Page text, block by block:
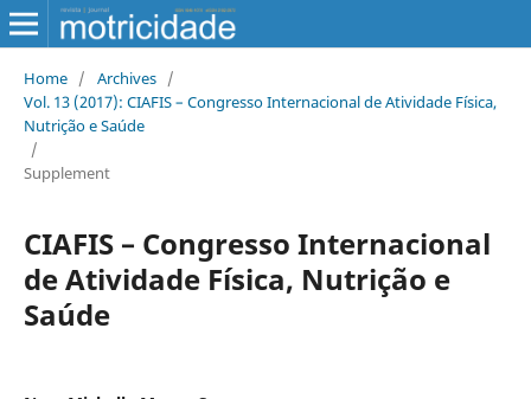
Home / Archives /
Vol. 13 (2017): CIAFIS – Congresso Internacional de Atividade Física,
Nutrição e Saúde
/
Supplement
CIAFIS – Congresso Internacional
de Atividade Física, Nutrição e
Saúde